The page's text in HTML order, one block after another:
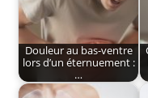
Douleur au bas-ventre
lors d’un éternuement :
…